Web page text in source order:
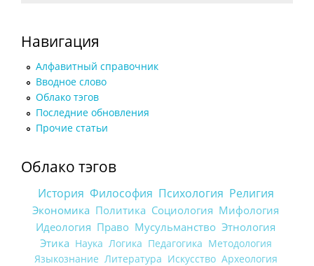
Навигация
Алфавитный справочник
Вводное слово
Облако тэгов
Последние обновления
Прочие статьи
Облако тэгов
История Философия Психология Религия
Экономика Политика Социология Мифология
Идеология Право Мусульманство Этнология
Этика Наука Логика Педагогика Методология
Языкознание Литература Искусство Археология